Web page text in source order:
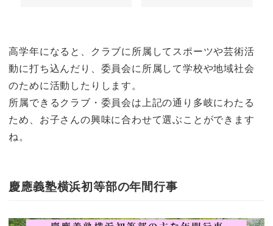
高学年になると、クラブに所属してスポーツや芸術活
動に打ち込んだり、委員会に所属して学校や地域社会
のために活動したりします。
所属できるクラブ・委員会は上記の通り多岐にわたる
ため、お子さんの興味に合わせて選ぶことができます
ね。
慶應義塾横浜初等部の年間行事